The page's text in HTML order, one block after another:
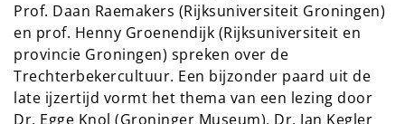
Prof. Daan Raemakers (Rijksuniversiteit Groningen)
en prof. Henny Groenendijk (Rijksuniversiteit en
provincie Groningen) spreken over de
Trechterbekercultuur. Een bijzonder paard uit de
late ijzertijd vormt het thema van een lezing door
Dr. Egge Knol (Groninger Museum). Dr. Jan Kegler